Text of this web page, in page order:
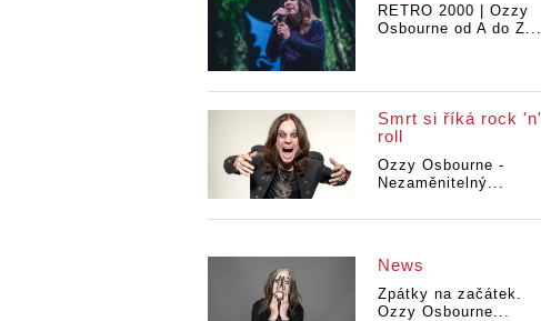
RETRO 2000 | Ozzy
Osbourne od A do Z...
Smrt si říká rock 'n'
roll
Ozzy Osbourne -
Nezaměnitelný...
News
Zpátky na začátek.
Ozzy Osbourne...